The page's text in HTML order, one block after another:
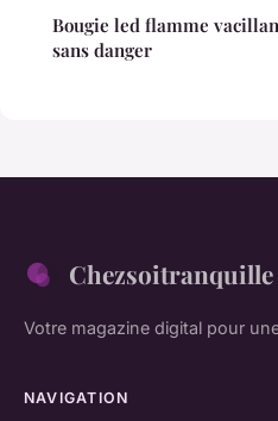
Bougie led flamme
sans danger
Chezsoitranquille
Votre magazine digital pour
NAVIGATION